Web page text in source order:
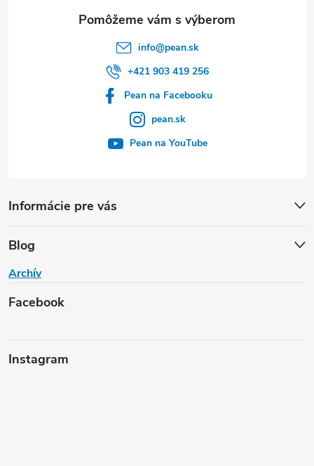
Informácie pre vás
Blog
Archív
Facebook
info@pean.sk
+421 903 419 256
Pean na Facebooku
pean.sk
Pean na YouTube
Instagram